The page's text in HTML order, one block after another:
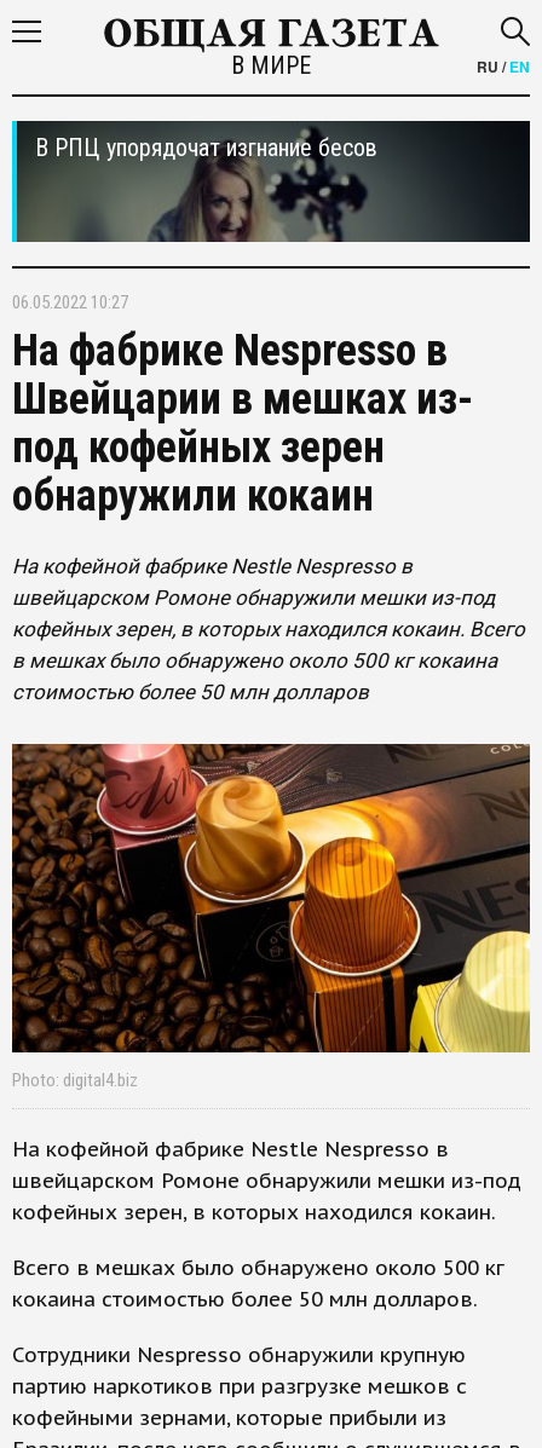
В МИРЕ RU /EN
В РПЦ упорядочат изгнание бесов
06.05.2022 10:27
На фабрике Nespresso в
Швейцарии в мешках из-
под кофейных зерен
обнаружили кокаин
На кофейной фабрике Nestle Nespresso в
швейцарском Ромоне обнаружили мешки из-под
кофейных зерен, в которых находился кокаин. Всего
в мешках было обнаружено около 500 кг кокаина
стоимостью более 50 млн долларов
Photo: digital4.biz
На кофейной фабрике Nestle Nespresso в
швейцарском Ромоне обнаружили мешки из-под
кофейных зерен, в которых находился кокаин.
Всего в мешках было обнаружено около 500 кг
кокаина стоимостью более 50 млн долларов.
Сотрудники Nespresso обнаружили крупную
партию наркотиков при разгрузке мешков с
кофейными зернами, которые прибыли из